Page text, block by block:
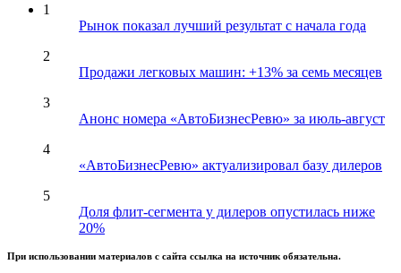
1
Рынок показал лучший результат с начала года
2
Продажи легковых машин: +13% за семь месяцев
3
Анонс номера «АвтоБизнесРевю» за июль-август
4
«АвтоБизнесРевю» актуализировал базу дилеров
5
Доля флит-сегмента у дилеров опустилась ниже
20%
При использовании материалов с сайта ссылка на источник обязательна.